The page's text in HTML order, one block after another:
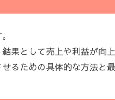
果として売上や利益が向上
るための具体的な方法と